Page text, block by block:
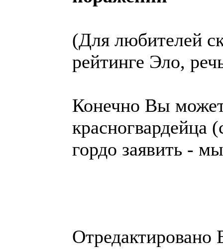
(Для любителей
рейтинге Эло,
Конечно Вы
красногвардейца
гордо заявить -